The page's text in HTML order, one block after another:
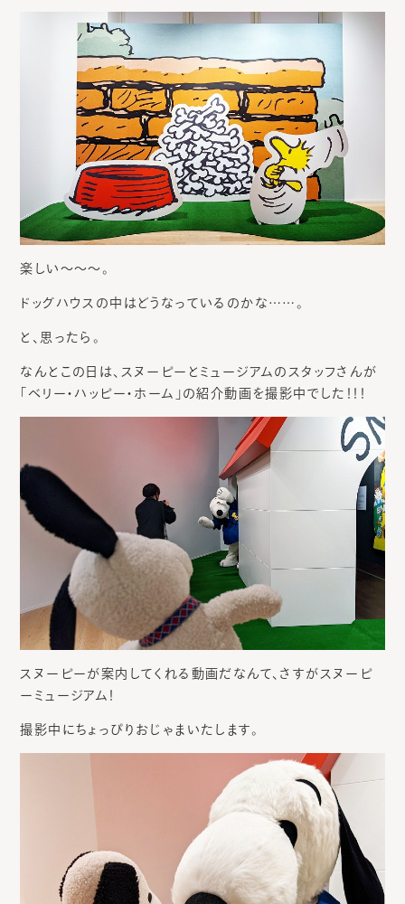
楽しい～～～。
ドッグハウスの中はどうなっているのかな……。
と、思ったら。
なんとこの日は、スヌーピーとミュージアムのスタッフさんが
「ベリー・ハッピー・ホーム」の紹介動画を撮影中でした！！！
スヌーピーが案内してくれる動画だなんて、さすがスヌーピ
ーミュージアム！
撮影中にちょっぴりおじゃまいたします。